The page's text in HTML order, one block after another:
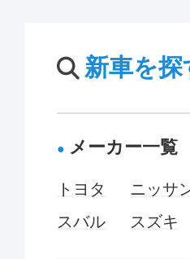
新車を探
メーカー一覧
トヨタ ニッサ
スバル
スズキ